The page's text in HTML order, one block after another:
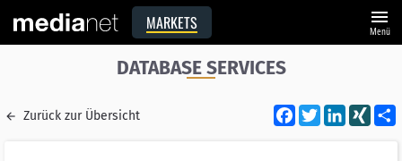
MARKETS menu
Menü
DATABASE SERVICES
Zurück zur Übersicht Facebook
Twitter XING